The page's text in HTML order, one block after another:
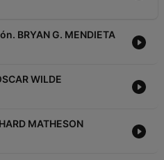
BRYAN G. MENDIETA
WILDE
MATHESON